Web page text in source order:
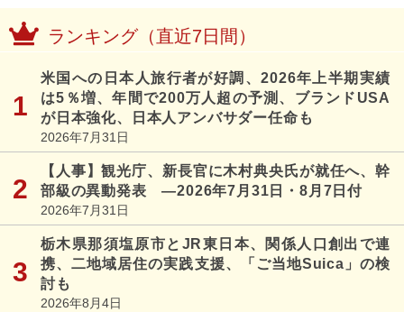
ランキング（直近7日間）
米国への日本人旅行者が好調、2026年上半期実績
は5％増、年間で200万人超の予測、ブランドUSA
が日本強化、日本人アンバサダー任命も
2026年7月31日
【人事】観光庁、新長官に木村典央氏が就任へ、幹
部級の異動発表 ―2026年7月31日・8月7日付
2026年7月31日
栃木県那須塩原市とJR東日本、関係人口創出で連
携、二地域居住の実践支援、「ご当地Suica」の検
討も
2026年8月4日